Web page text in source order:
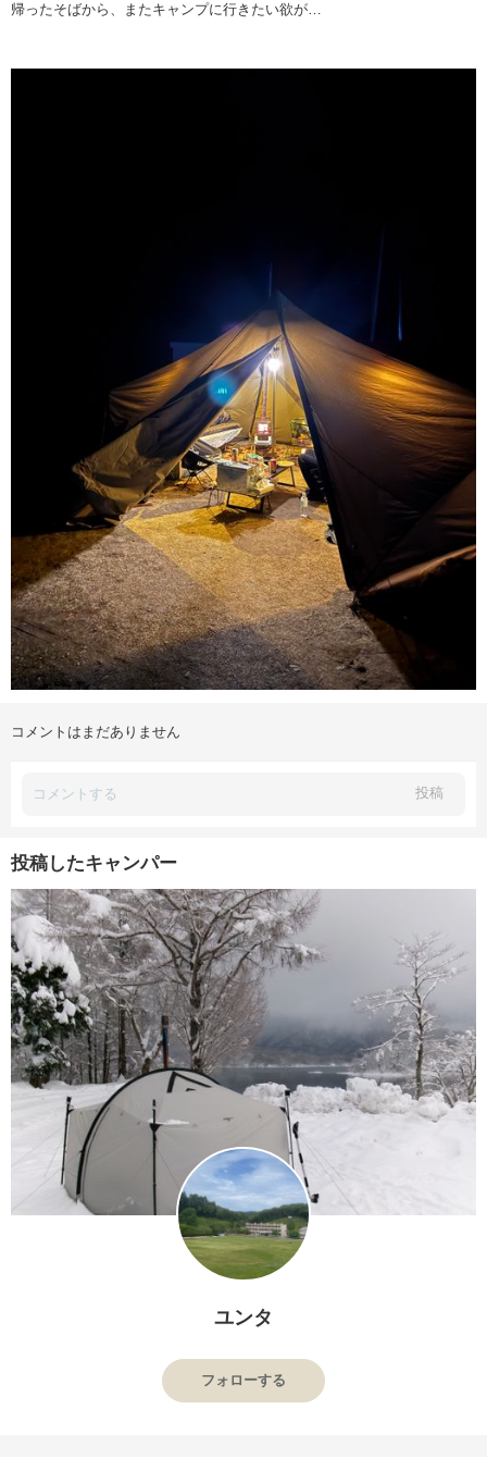
帰ったそばから、またキャンプに行きたい欲が…
コメントはまだありません
投稿
投稿したキャンパー
ユンタ
フォローする